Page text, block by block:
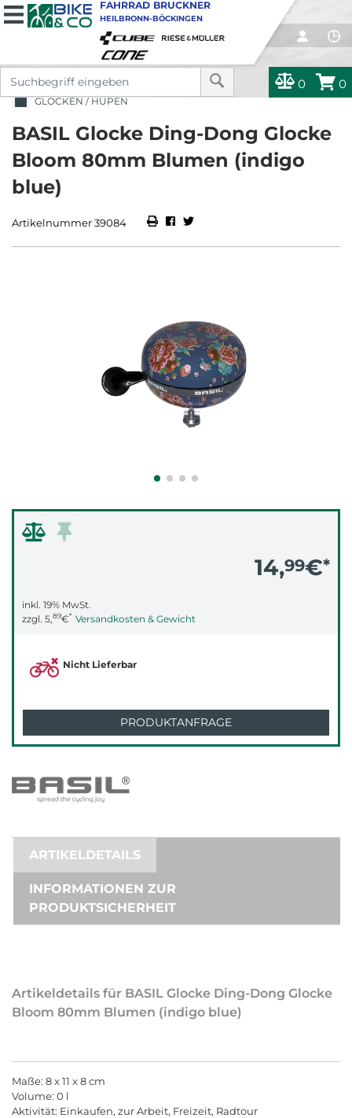
0 0
FAHRRAD BRUCKNER
HEILBRONN-BÖCKINGEN
GLOCKEN / HUPEN
BASIL Glocke Ding-Dong Glocke
Bloom 80mm Blumen (indigo
blue)
Artikelnummer 39084
14,99€*
inkl. 19% MwSt.
zzgl. 5,89€* Versandkosten & Gewicht
Nicht Lieferbar
PRODUKTANFRAGE
ARTIKELDETAILS
INFORMATIONEN ZUR
PRODUKTSICHERHEIT
Artikeldetails für BASIL Glocke Ding-Dong Glocke
Bloom 80mm Blumen (indigo blue)
Maße: 8 x 11 x 8 cm
Volume: 0 l
Aktivität: Einkaufen, zur Arbeit, Freizeit, Radtour